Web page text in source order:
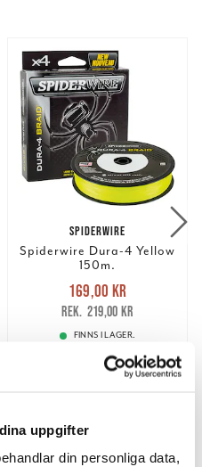
uppgifter
din personliga data,
SPIDERWIRE
Spiderwire Dura-4 Yellow
150m.
Nuvarande pris
169,00 krTidigare pris
219,00 kr
169,00 kr
219,00 kr
FINNS I LAGER.
LÄS MER